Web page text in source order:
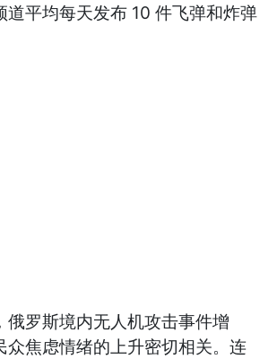
道平均每天发布 10 件飞弹和炸弹
俄罗斯境内无人机攻击事件增
众焦虑情绪的上升密切相关。连